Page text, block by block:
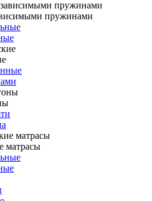
пружинами
матрасы